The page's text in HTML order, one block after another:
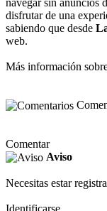
disfrutar de una
sabiendo que desde
web.
Más información
Comentar
Aviso
Necesitas estar